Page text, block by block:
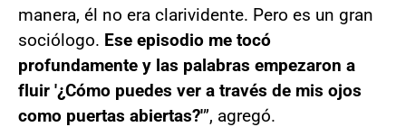
manera, él no era clarividente. Pero es un gran
sociólogo. Ese episodio me tocó
profundamente y las palabras empezaron a
fluir '¿Cómo puedes ver a través de mis ojos
como puertas abiertas?'”, agregó.